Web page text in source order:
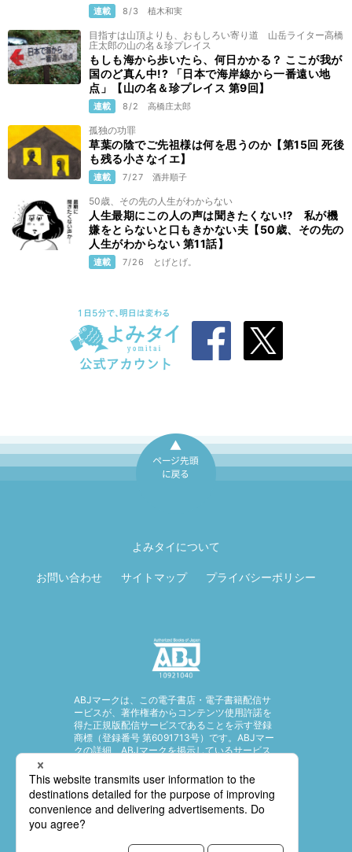
連載 8/3 植木和実
目指すは山頂よりも、おもしろい寄り道 山岳ライター高橋
庄太郎の山の名＆珍プレイス
もしも海から歩いたら、何日かかる？ ここが我が
国のど真ん中!? 「日本で海岸線から一番遠い地
点」【山の名＆珍プレイス 第9回】
連載 8/2 高橋庄太郎
孤独の功罪
草葉の陰でご先祖様は何を思うのか【第15回 死後
も残る小さなイエ】
連載 7/27 酒井順子
50歳、その先の人生がわからない
人生最期にこの人の声は聞きたくない⁉ 私が機
嫌をとらないと口もきかない夫【50歳、その先の
人生がわからない 第11話】
連載 7/26 とげとげ。
よみタイについて
お問い合わせ サイトマップ プライバシーポリシー
ABJマークは、この電子書店・電子書籍配信サ
ービスが、著作権者からコンテンツ使用許諾を
得た正規版配信サービスであることを示す登録
商標（登録番号 第6091713号）です。ABJマー
クの詳細、ABJマークを掲示しているサービス